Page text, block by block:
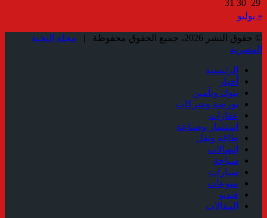
29
30
31
« يوليو
© حقوق النشر 2026، جميع الحقوق محفوظة |
مجلة النخبة
المصرية
الرئيسية
أخبار
بنوك وتأمين
بورصة وشركات
عقارات
استثمار وصناعة
طاقة ونقل
إتصالات
سياحة
سيارات
منوعات
فيديو
المقالات